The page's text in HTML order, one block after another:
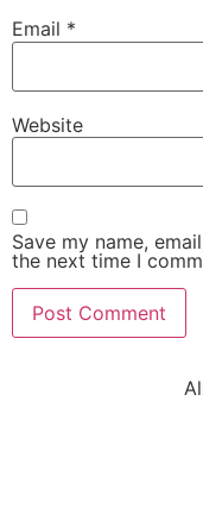
Email *
Website
Save my name,
the next time I